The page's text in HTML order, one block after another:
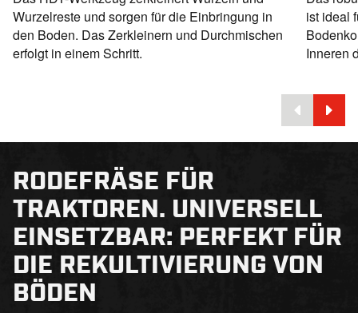
Wurzelreste und sorgen für die Einbringung in
den Boden. Das Zerkleinern und Durchmischen
erfolgt in einem Schritt.
ist ideal
Inneren
RODEFRÄSE FÜR
TRAKTOREN. UNIVERSELL
EINSETZBAR: PERFEKT FÜR
DIE REKULTIVIERUNG VON
BÖDEN